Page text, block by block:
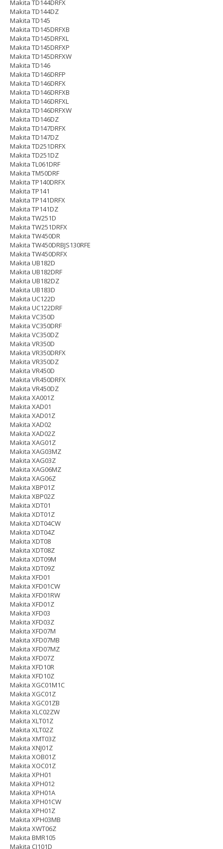
Makita TD144DRFX
Makita TD144DZ
Makita TD145
Makita TD145DRFXB
Makita TD145DRFXL
Makita TD145DRFXP
Makita TD145DRFXW
Makita TD146
Makita TD146DRFP
Makita TD146DRFX
Makita TD146DRFXB
Makita TD146DRFXL
Makita TD146DRFXW
Makita TD146DZ
Makita TD147DRFX
Makita TD147DZ
Makita TD251DRFX
Makita TD251DZ
Makita TL061DRF
Makita TM50DRF
Makita TP140DRFX
Makita TP141
Makita TP141DRFX
Makita TP141DZ
Makita TW251D
Makita TW251DRFX
Makita TW450DR
Makita TW450DRBJS130RFE
Makita TW450DRFX
Makita UB182D
Makita UB182DRF
Makita UB182DZ
Makita UB183D
Makita UC122D
Makita UC122DRF
Makita VC350D
Makita VC350DRF
Makita VC350DZ
Makita VR350D
Makita VR350DRFX
Makita VR350DZ
Makita VR450D
Makita VR450DRFX
Makita VR450DZ
Makita XA001Z
Makita XAD01
Makita XAD01Z
Makita XAD02
Makita XAD02Z
Makita XAG01Z
Makita XAG03MZ
Makita XAG03Z
Makita XAG06MZ
Makita XAG06Z
Makita XBP01Z
Makita XBP02Z
Makita XDT01
Makita XDT01Z
Makita XDT04CW
Makita XDT04Z
Makita XDT08
Makita XDT08Z
Makita XDT09M
Makita XDT09Z
Makita XFD01
Makita XFD01CW
Makita XFD01RW
Makita XFD01Z
Makita XFD03
Makita XFD03Z
Makita XFD07M
Makita XFD07MB
Makita XFD07MZ
Makita XFD07Z
Makita XFD10R
Makita XFD10Z
Makita XGC01M1C
Makita XGC01Z
Makita XGC01ZB
Makita XLC02ZW
Makita XLT01Z
Makita XLT02Z
Makita XMT03Z
Makita XNJ01Z
Makita XOB01Z
Makita XOC01Z
Makita XPH01
Makita XPH012
Makita XPH01A
Makita XPH01CW
Makita XPH01Z
Makita XPH03MB
Makita XWT06Z
Makita BMR105
Makita CJ101D